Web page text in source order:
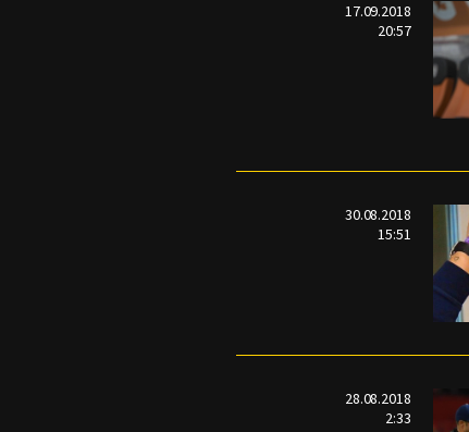
17.09.2018
20:57
30.08.2018
15:51
28.08.2018
2:33